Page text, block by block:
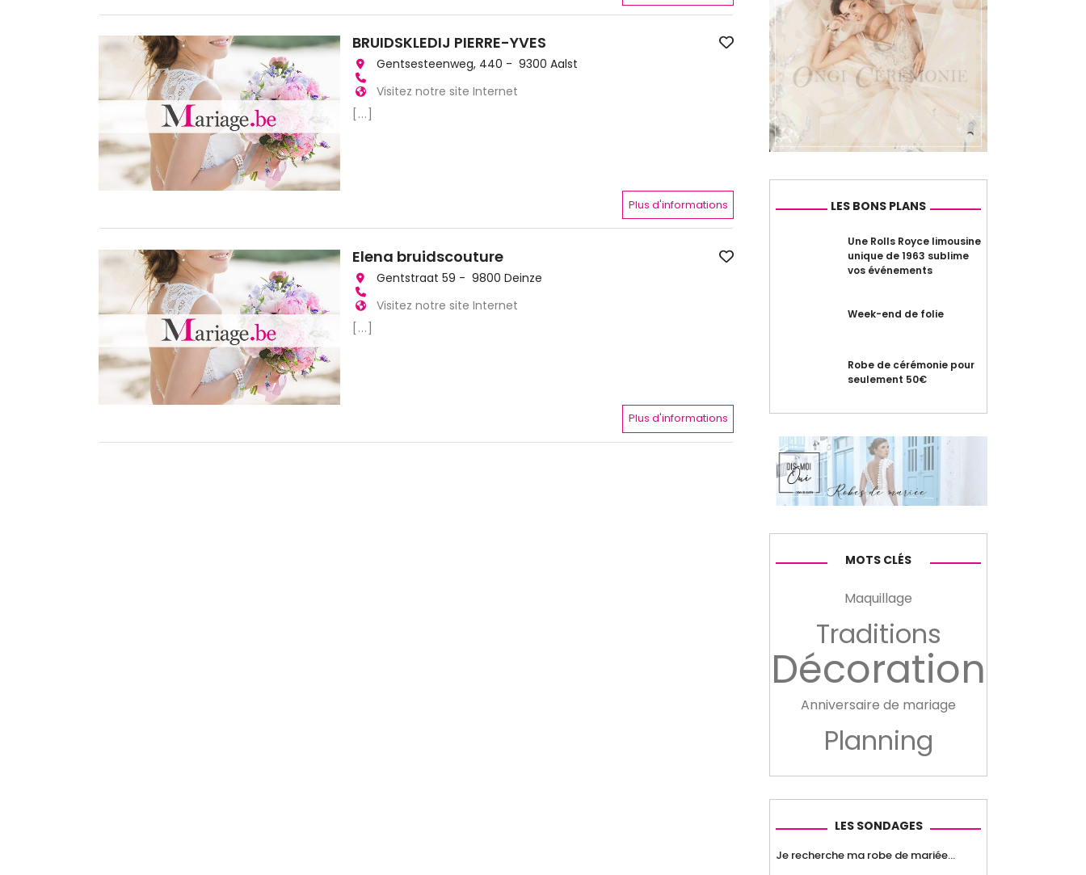
BRUIDSKLEDIJ PIERRE-YVES
Gentsesteenweg, 440 - 9300 Aalst
Visitez notre site Internet
[...]
Plus d'informations
Elena bruidscouture
Gentstraat 59 - 9800 Deinze
Visitez notre site Internet
[...]
Plus d'informations
LES BONS PLANS
Une Rolls Royce limousine
unique de 1963 sublime
vos événements
Week-end de folie
Robe de cérémonie pour
seulement 50€
MOTS CLÉS
Maquillage
Traditions
Décoration
Anniversaire de mariage
Planning
LES SONDAGES
Je recherche ma robe de mariée…